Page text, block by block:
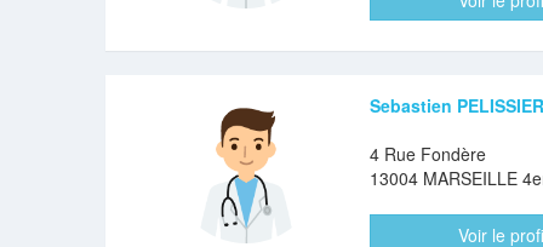
Sebastien PELISSIER
4 Rue Fondère
13004 MARSEILLE
Voir le